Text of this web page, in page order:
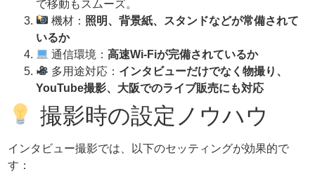
で移動もスムーズ。
機材： 照明、背景紙、スタンドなどが常備されて
いるか
通信環境：高速Wi-Fiが完備されているか
多用途対応： インタビューだけでなく物撮り、
YouTube撮影、大阪でのライブ販売にも対応
撮影時の設定ノウハウ
インタビュー撮影では、以下のセッティングが効果的で
す：